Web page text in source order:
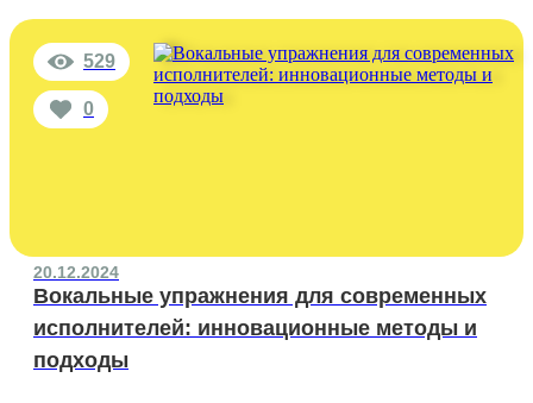
529
0
20.12.2024
Вокальные упражнения для современных
исполнителей: инновационные методы и
подходы